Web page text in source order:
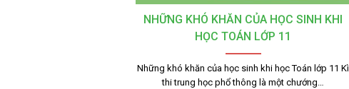
NHỮNG KHÓ KHĂN CỦA HỌC SINH KHI
HỌC TOÁN LỚP 11
Những khó khăn của học sinh khi học Toán lớp 11 Kì
thi trung học phổ thông là một chướng…